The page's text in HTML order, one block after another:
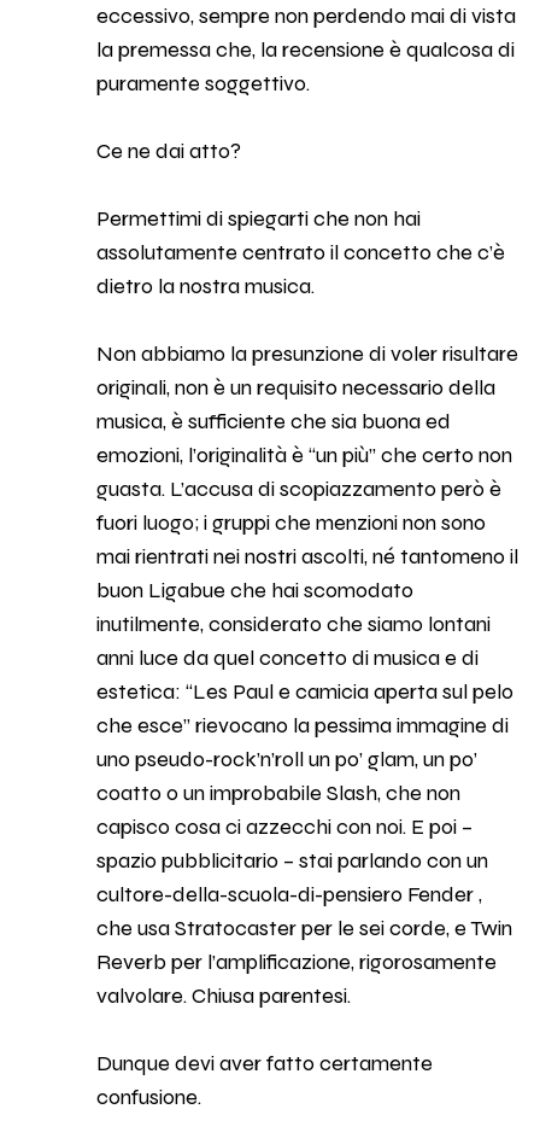
eccessivo, sempre non perdendo mai di vista
la premessa che, la recensione è qualcosa di
puramente soggettivo.
Ce ne dai atto?
Permettimi di spiegarti che non hai
assolutamente centrato il concetto che c’è
dietro la nostra musica.
Non abbiamo la presunzione di voler risultare
originali, non è un requisito necessario della
musica, è sufficiente che sia buona ed
emozioni, l’originalità è “un più” che certo non
guasta. L’accusa di scopiazzamento però è
fuori luogo; i gruppi che menzioni non sono
mai rientrati nei nostri ascolti, né tantomeno il
buon Ligabue che hai scomodato
inutilmente, considerato che siamo lontani
anni luce da quel concetto di musica e di
estetica: “Les Paul e camicia aperta sul pelo
che esce” rievocano la pessima immagine di
uno pseudo-rock’n’roll un po’ glam, un po’
coatto o un improbabile Slash, che non
capisco cosa ci azzecchi con noi. E poi –
spazio pubblicitario – stai parlando con un
cultore-della-scuola-di-pensiero Fender ,
che usa Stratocaster per le sei corde, e Twin
Reverb per l’amplificazione, rigorosamente
valvolare. Chiusa parentesi.
Dunque devi aver fatto certamente
confusione.